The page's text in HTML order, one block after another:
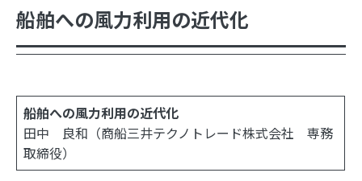
船舶への風力利用の近代化
船舶への風力利用の近代化
田中 良和（商船三井テクノトレード株式会社 専務
取締役）